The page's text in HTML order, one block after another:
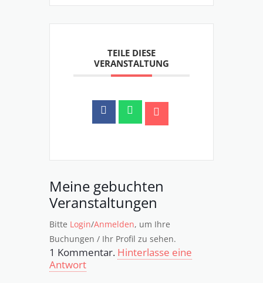
TEILE DIESE
VERANSTALTUNG
Meine gebuchten
Veranstaltungen
Bitte Login/Anmelden, um Ihre
Buchungen / Ihr Profil zu sehen.
1 Kommentar. Hinterlasse eine
Antwort